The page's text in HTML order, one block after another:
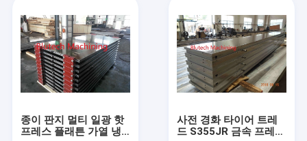
제품
회사 소개
공장 견학
종이 판지 멀티 일광 핫
프레스 플래튼 가열 냉
사전 경화 타이어 트레
드 S355JR 금속 프레스